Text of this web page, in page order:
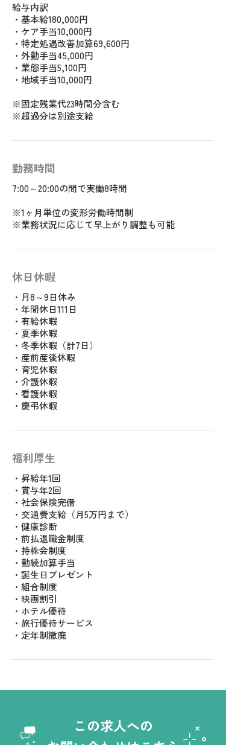
給与内訳
・基本給180,000円
・ケア手当10,000円
・特定処遇改善加算69,600円
・外勤手当45,000円
・業態手当5,100円
・地域手当10,000円
※固定残業代23時間分含む
※超過分は別途支給
勤務時間
7:00～20:00の間で実働8時間
※1ヶ月単位の変形労働時間制
※業務状況に応じて早上がり調整も可能
休日休暇
・月8～9日休み
・年間休日111日
・有給休暇
・夏季休暇
・冬季休暇（計7日）
・産前産後休暇
・育児休暇
・介護休暇
・看護休暇
・慶弔休暇
福利厚生
・昇給年1回
・賞与年2回
・社会保険完備
・交通費支給（月5万円まで）
・健康診断
・前払退職金制度
・持株会制度
・勤続加算手当
・誕生日プレゼント
・組合制度
・映画割引
・ホテル優待
・旅行優待サービス
・定年制撤廃
この求人への